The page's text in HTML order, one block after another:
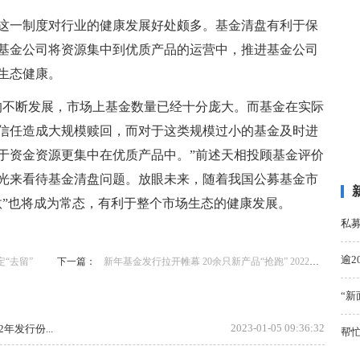
一制度对行业的健康发展好处颇多。基金清盘有利于保
金公司将资源集中到优质产品的运营中，推进基金公司
态健康。
断发展，市场上基金数量已经十分庞大。而基金在实际
任造成大规模赎回，而对于这类规模过小的基金及时进
资金资源更集中在优质产品中。”前述天相投顾基金评价
来看待基金清盘问题。放眼未来，随着我国公募基金市
将成为常态，有利于整个市场生态的健康发展。
“去留” 下一篇： 新年基金发行拉开帷幕 20余只新产品“抢跑” 2022年发行份额超1.49万亿份
年发行份... 2023-01-05 09:36:32
私
逾
“新
帮